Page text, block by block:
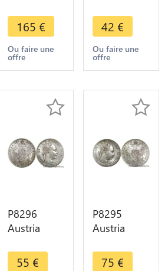
Franz
Grillparzer
1964 Silver
Proof -
offer
165 €
Ou faire une
offre
Corona
Franz
Joseph I
1912 Silver
Make Offer
42 €
Ou faire une
offre
P8296
Austria
Florin Franz
55 €
P8295
Austria
Florin Franz
75 €